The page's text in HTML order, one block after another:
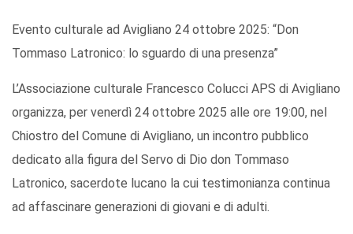
Evento culturale ad Avigliano 24 ottobre 2025: “Don
Tommaso Latronico: lo sguardo di una presenza”
L’Associazione culturale Francesco Colucci APS di Avigliano
organizza, per venerdì 24 ottobre 2025 alle ore 19:00, nel
Chiostro del Comune di Avigliano, un incontro pubblico
dedicato alla figura del Servo di Dio don Tommaso
Latronico, sacerdote lucano la cui testimonianza continua
ad affascinare generazioni di giovani e di adulti.